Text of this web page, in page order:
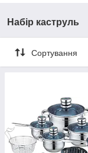
Набір каструль
Сортування